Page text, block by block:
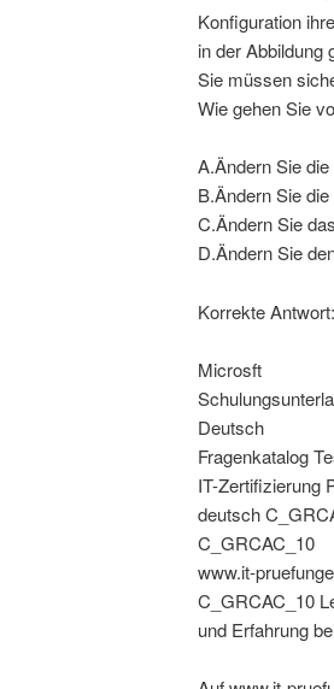
Konfiguration
in der Abbildung
Sie müssen
Wie gehen Sie
A.Ändern Sie
B.Ändern Sie
C.Ändern Sie
D.Ändern Sie
Korrekte
Microsft
Deutsch
Fragenkatalog
IT-Zertifizierung
deutsch
C_GRCAC_10
www.it-
C_GRCAC_10
und Erfahrung